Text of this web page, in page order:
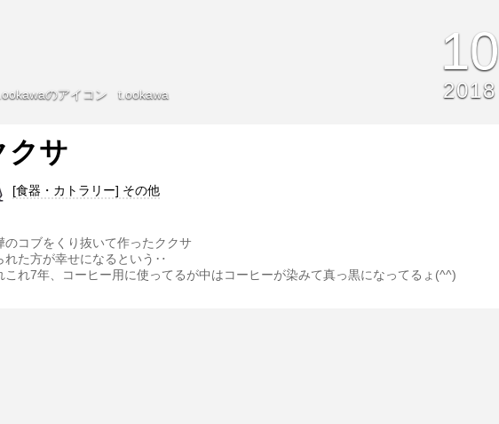
t.ookawa
10
2018
クサ
[食器・カトラリー] その他
のコブをくり抜いて作ったククサ
れた方が幸せになるという‥
これ7年、コーヒー用に使ってるが中はコーヒーが染みて真っ黒になってるょ(^^)